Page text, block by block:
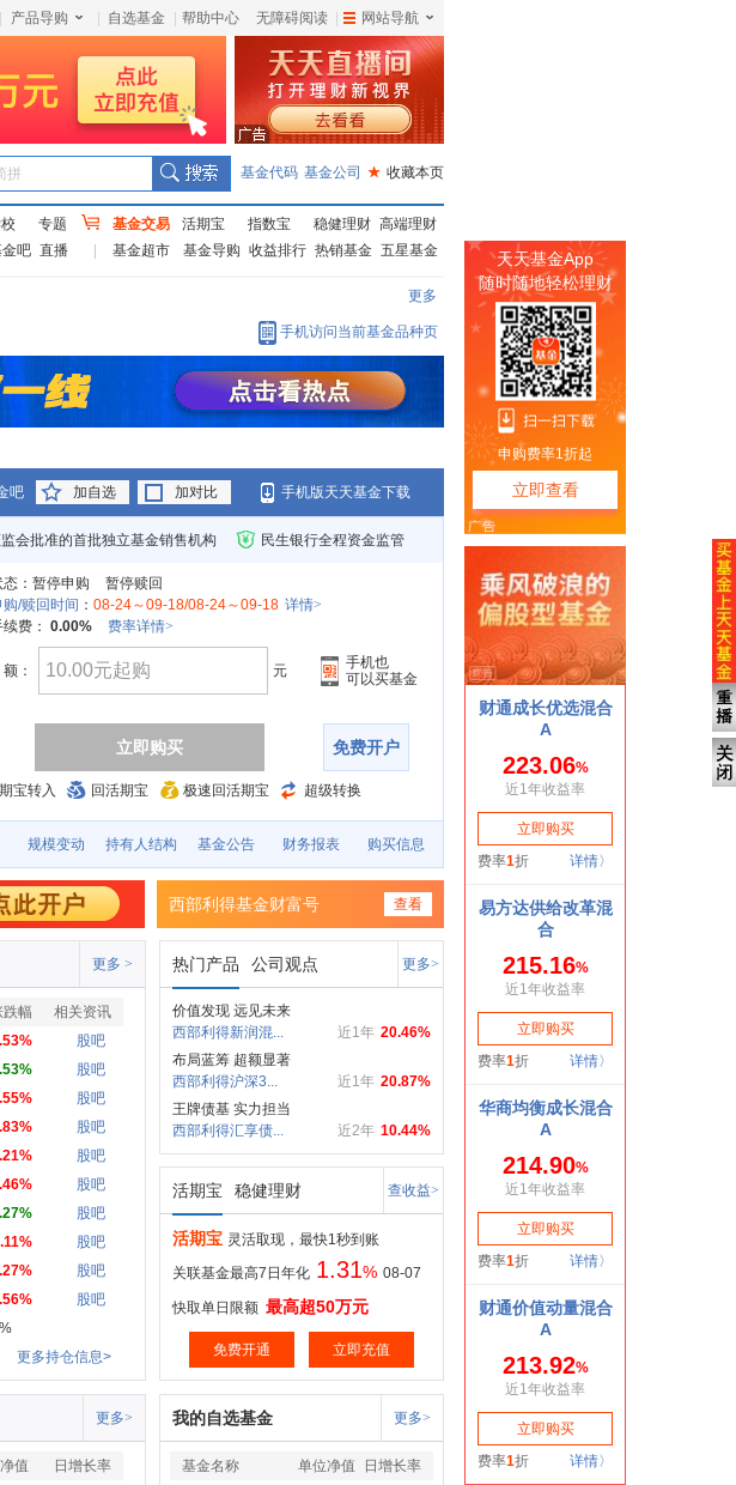
产品导购 自选基金 帮助中心 无障碍阅读 网站导航
拼 基金代码 基金公司 ★ 收藏本页
专题
吧 直播
基金交易 活期宝 指数宝 稳健理财 高端理财
基金超市
基金导购 收益排行 热销基金 五星基金
更多
手机访问当前基金品种页
吧 加自选 加对比 手机版天天基金下载
会批准的首批独立基金销售机构 民生银行全程资金监管
： 暂停申购
暂停赎回
/赎回时间 ： 08-24～09-18/08-24～09-18 详情>
费： 0.00% 费率详情>
额： 元
手机也
可以买基金
立即购买 免费开户
宝转入 回活期宝 极速回活期宝 超级转换
规模变动 持有人结构 基金公告 财务报表 购买信息
西部利得基金财富号 查看
更多 >
跌幅
相关资讯
股吧
股吧
股吧
股吧
股吧
股吧
股吧
股吧
股吧
股吧
更多持仓信息>
热门产品 公司观点 更多>
价值发现 远见未来
20.46%
近1年
西部利得新润混...
布局蓝筹 超额显著
20.87%
近1年
西部利得沪深3...
王牌债基 实力担当
10.44%
近2年
西部利得汇享债...
活期宝 稳健理财 查收益>
活期宝 灵活取现，最快1秒到账
关联基金最高7日年化 1.31% 08-07
快取单日限额 最高超50万元
免费开通 立即充值
更多>
值
日增长率
我的自选基金 更多>
基金名称 单位净值
日增长率